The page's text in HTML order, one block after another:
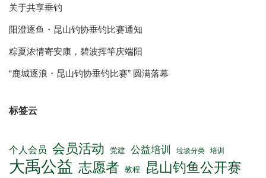
关于共享垂钓
阳澄逐鱼・昆山钓协垂钓比赛通知
粽夏浓情寄安康，碧波挥竿庆端阳
“鹿城逐浪・昆山钓协垂钓比赛” 圆满落幕
标签云
个人会员 会员活动 党建 公益培训 垃圾分类 培训
大禹公益 志愿者 教程 昆山钓鱼公开赛